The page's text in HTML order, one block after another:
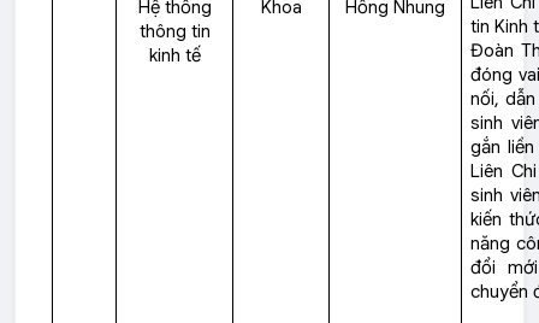
Hệ thống
thông tin
kinh tế
Khoa
Hồng Nhung
tin Kinh
Đoàn
đóng
nối,
sinh
gắn
Liên
sinh
kiến
năng
đổi
chuyển